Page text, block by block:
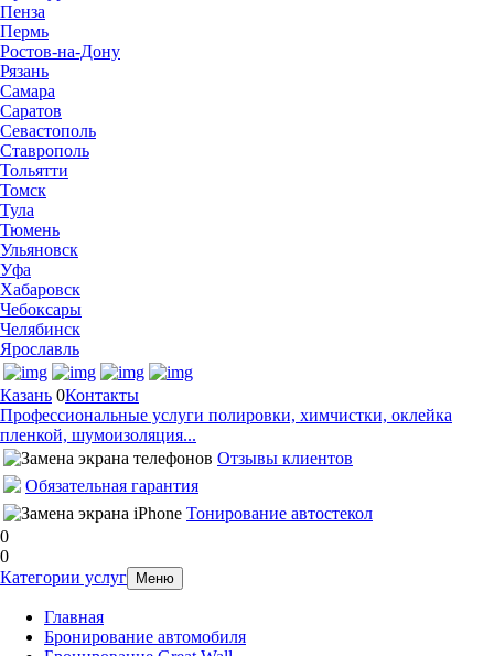
Пенза
Пермь
Ростов-на-Дону
Рязань
Самара
Саратов
Севастополь
Ставрополь
Тольятти
Томск
Тула
Тюмень
Ульяновск
Уфа
Хабаровск
Чебоксары
Челябинск
Ярославль
Казань 0Контакты
Профессиональные услуги полировки, химчистки, оклейка
пленкой, шумоизоляция...
Отзывы клиентов
Обязательная гарантия
Тонирование автостекол
0
0
Категории услуг
Меню
Главная
Бронирование автомобиля